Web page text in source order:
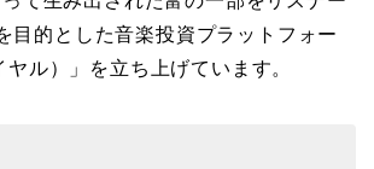
目的とした音楽投資プラットフォー
ル）」を立ち上げています。